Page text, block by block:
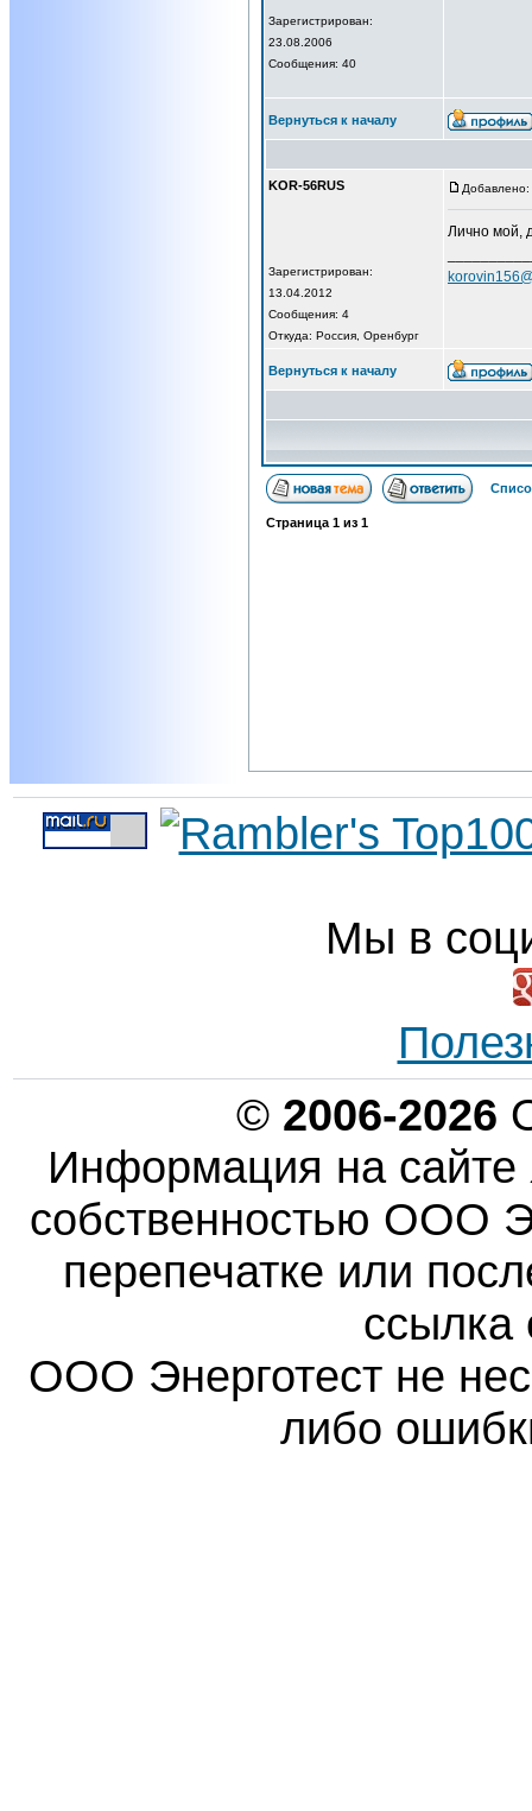
Зарегистрирован:
23.08.2006
Сообщения: 40
Вернуться к началу
KOR-56RUS
Зарегистрирован:
13.04.2012
Сообщения: 4
Откуда: Россия, Оренбург
Лично мой,
Вернуться к началу
Страница 1 из 1
Мы в
© 2006-2026
Информация на сайте
собственностью ООО
перепечатке или
ссылка
ООО Энерготест не
либо